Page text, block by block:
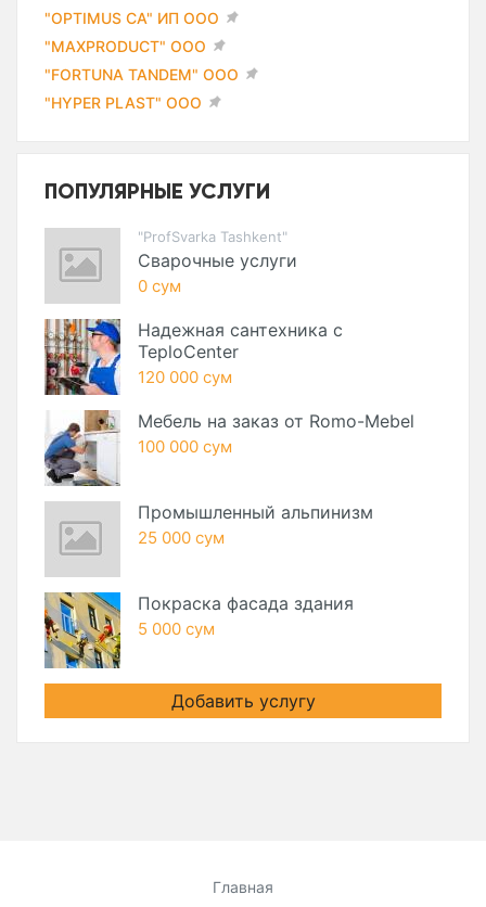
"OPTIMUS CA" ИП ООО
"MAXPRODUCT" ООО
"FORTUNA TANDEM" ООО
"HYPER PLAST" ООО
ПОПУЛЯРНЫЕ УСЛУГИ
"ProfSvarka Tashkent"
Сварочные услуги
0 сум
Надежная сантехника с
TeploCenter
120 000 сум
Мебель на заказ от Romo-Mebel
100 000 сум
Промышленный альпинизм
25 000 сум
Покраска фасада здания
5 000 сум
Добавить услугу
Главная